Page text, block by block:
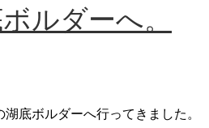
ルダーへ。
底ボルダーへ行ってきました。